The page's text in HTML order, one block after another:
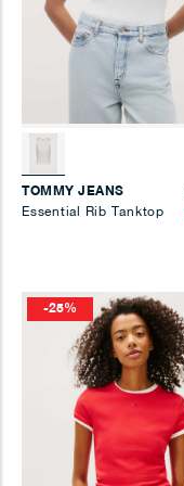
TOMMY JEANS
Essential Rib Tanktop
-25%